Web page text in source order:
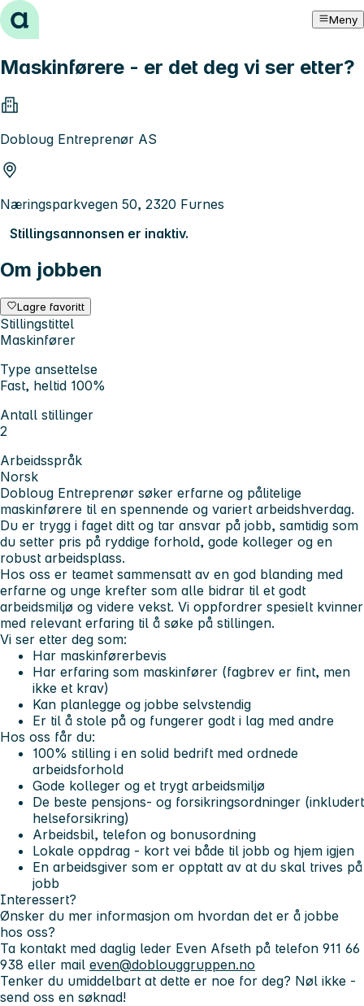
Hopp til innhold Meny
Maskinførere - er det deg vi ser etter?
Dobloug Entreprenør AS
Næringsparkvegen 50, 2320 Furnes
Stillingsannonsen er inaktiv.
Om jobben
Lagre favoritt
Stillingstittel
Maskinfører
Type ansettelse
Fast, heltid 100%
Antall stillinger
2
Arbeidsspråk
Norsk
Dobloug Entreprenør søker erfarne og pålitelige
maskinførere til en spennende og variert arbeidshverdag.
Du er trygg i faget ditt og tar ansvar på jobb, samtidig som
du setter pris på ryddige forhold, gode kolleger og en
robust arbeidsplass.
Hos oss er teamet sammensatt av en god blanding med
erfarne og unge krefter som alle bidrar til et godt
arbeidsmiljø og videre vekst. Vi oppfordrer spesielt kvinner
med relevant erfaring til å søke på stillingen.
Vi ser etter deg som:
Har maskinførerbevis
Har erfaring som maskinfører (fagbrev er fint, men
ikke et krav)
Kan planlegge og jobbe selvstendig
Er til å stole på og fungerer godt i lag med andre
Hos oss får du:
100% stilling i en solid bedrift med ordnede
arbeidsforhold
Gode kolleger og et trygt arbeidsmiljø
De beste pensjons- og forsikringsordninger (inkludert
helseforsikring)
Arbeidsbil, telefon og bonusordning
Lokale oppdrag - kort vei både til jobb og hjem igjen
En arbeidsgiver som er opptatt av at du skal trives på
jobb
Interessert?
Ønsker du mer informasjon om hvordan det er å jobbe
hos oss?
Ta kontakt med daglig leder Even Afseth på telefon 911 66
938 eller mail even@doblouggruppen.no
Tenker du umiddelbart at dette er noe for deg? Nøl ikke -
send oss en søknad!